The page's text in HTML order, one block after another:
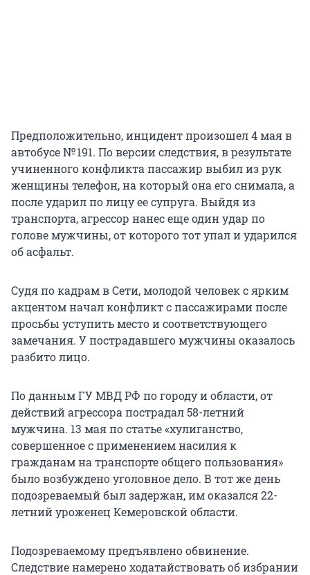
Предположительно, инцидент произошел 4 мая в
автобусе № 191. По версии следствия, в результате
учиненного конфликта пассажир выбил из рук
женщины телефон, на который она его снимала, а
после ударил по лицу ее супруга. Выйдя из
транспорта, агрессор нанес еще один удар по
голове мужчины, от которого тот упал и ударился
об асфальт.
Судя по кадрам в Сети, молодой человек с ярким
акцентом начал конфликт с пассажирами после
просьбы уступить место и соответствующего
замечания. У пострадавшего мужчины оказалось
разбито лицо.
По данным ГУ МВД РФ по городу и области, от
действий агрессора пострадал 58-летний
мужчина. 13 мая по статье «хулиганство,
совершенное с применением насилия к
гражданам на транспорте общего пользования»
было возбуждено уголовное дело. В тот же день
подозреваемый был задержан, им оказался 22-
летний уроженец Кемеровской области.
Подозреваемому предъявлено обвинение.
Следствие намерено ходатайствовать об избрании